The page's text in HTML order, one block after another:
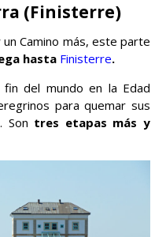
(Finisterre)
Camino más, este parte
hasta Finisterre.
del mundo en la Edad
para quemar sus
Son tres etapas más y